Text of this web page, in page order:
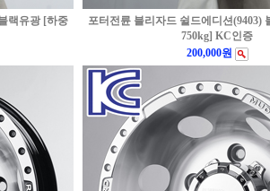
랙유광 [하중
포터전륜 블리자드 쉴드에디션(9403)
750kg] KC인증
200,000원